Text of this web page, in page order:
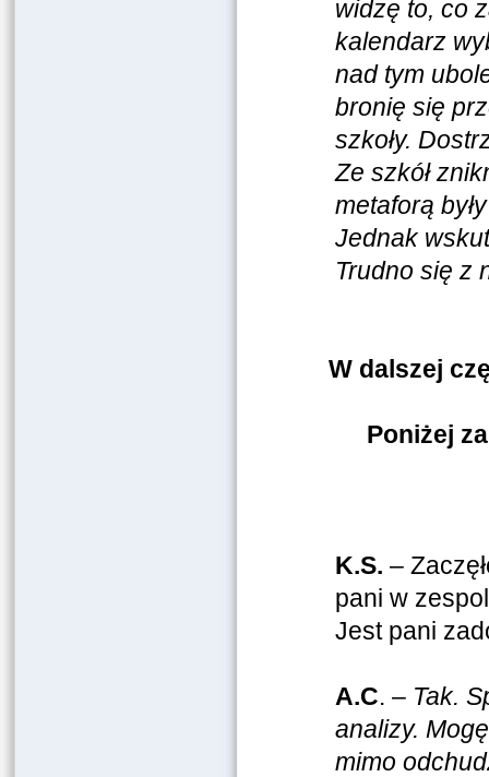
widzę to, co
kalendarz
nad tym
bronię się
szkoły.
Ze szkół
metaforą
Jednak
Trudno się z
W dalszej
Poniżej
K.S. –
pani w
Jest pani
A.C. – Tak.
analizy.
mimo